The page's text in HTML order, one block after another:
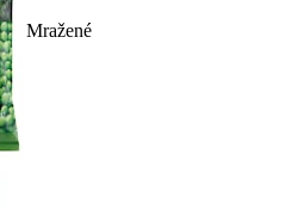
Mražené